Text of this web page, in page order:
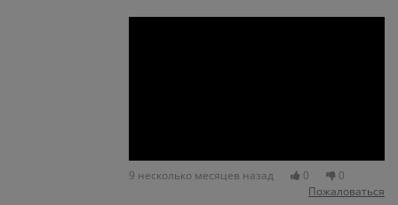
9 несколько месяцев назад 0
0
Пожаловаться